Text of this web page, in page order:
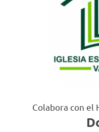
Colabora con el